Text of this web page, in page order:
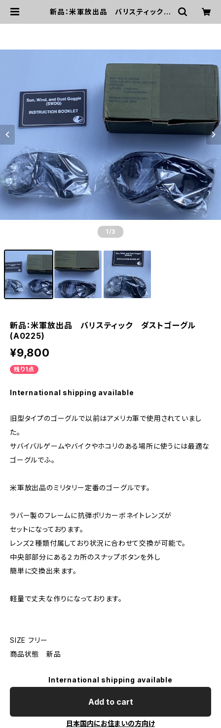
新品：米軍放出品 バリスティック
1 /3
新品：米軍放出品 バリスティック ダストゴーグル
(A0225)
¥9,800
残り1点
International shipping available
旧型タイプのゴーグルで以前はアメリカ軍で使用されていまし
た。
サバイバルゲームやバイクやホコリのある場所に使うには最適な
ゴーグルでふ。
米軍放出品のミリタリー定番のゴーグルです。
ラバー製のフレームに抗弾ポリカーボネイトレンズが
セットになっております。
レンズ２種類付属しており状況に合わせて交換が可能で。
中央部部分にある２カ所のスナップボタンを外し
簡単に交換出来ます。
軽量で丈夫な作りになっております。
SIZE フリー
商品状態 新品
International shipping available
Add to cart
日本国内にお住まいの方向け